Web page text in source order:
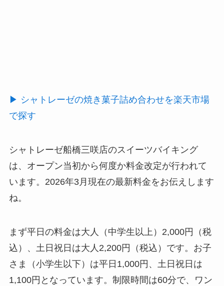
▶ シャトレーゼの焼き菓子詰め合わせを楽天市場
で探す
シャトレーゼ船橋三咲店のスイーツバイキング
は、オープン当初から何度か料金改定が行われて
います。2026年3月現在の最新料金をお伝えします
ね。
まず平日の料金は大人（中学生以上）2,000円（税
込）、土日祝日は大人2,200円（税込）です。お子
さま（小学生以下）は平日1,000円、土日祝日は
1,100円となっています。制限時間は60分で、ワン